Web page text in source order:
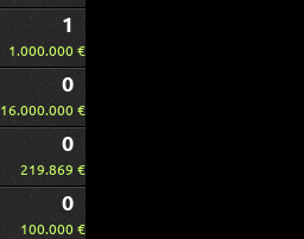
1
1.000.000 €
0
16.000.000 €
0
219.869 €
0
100.000 €